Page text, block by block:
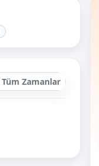
Tüm Zamanlar